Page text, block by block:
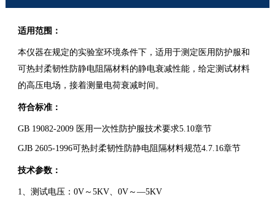
适用范围：
本仪器在规定的实验室环境条件下，适用于测定医用防护服和
可热封柔韧性防静电阻隔材料的静电衰减性能，给定测试材料
的高压电场，接着测量电荷衰减时间。
符合标准：
GB 19082-2009 医用一次性防护服技术要求5.10章节
GJB 2605-1996可热封柔韧性防静电阻隔材料规范4.7.16章节
技术参数：
1、测试电压：0V～5KV、0V～—5KV